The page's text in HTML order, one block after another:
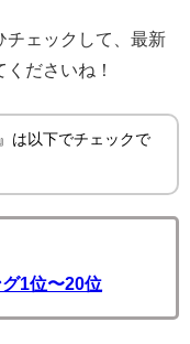
チェックして、最新
ださいね！
は以下でチェックで
1位〜20位